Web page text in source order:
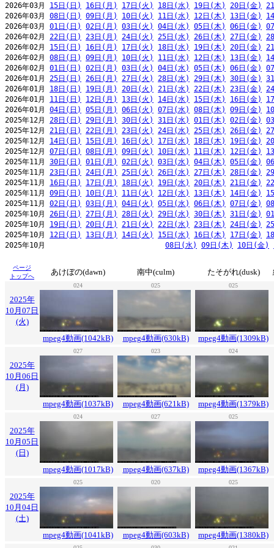
2026年03月 15日(日) 16日(月) 17日(火) 18日(水) 19日(木) 20日(金)
2026年03月 08日(日) 09日(月) 10日(火) 11日(水) 12日(木) 13日(金)
2026年03月 01日(日) 02日(月) 03日(火) 04日(水) 05日(木) 06日(金)
2026年02月 22日(日) 23日(月) 24日(火) 25日(水) 26日(木) 27日(金)
2026年02月 15日(日) 16日(月) 17日(火) 18日(水) 19日(木) 20日(金)
2026年02月 08日(日) 09日(月) 10日(火) 11日(水) 12日(木) 13日(金)
2026年02月 01日(日) 02日(月) 03日(火) 04日(水) 05日(木) 06日(金)
2026年01月 25日(日) 26日(月) 27日(火) 28日(水) 29日(木) 30日(金)
2026年01月 18日(日) 19日(月) 20日(火) 21日(水) 22日(木) 23日(金)
2026年01月 11日(日) 12日(月) 13日(火) 14日(水) 15日(木) 16日(金)
2026年01月 04日(日) 05日(月) 06日(火) 07日(水) 08日(木) 09日(金)
2025年12月 28日(日) 29日(月) 30日(火) 31日(水) 01日(木) 02日(金)
2025年12月 21日(日) 22日(月) 23日(火) 24日(水) 25日(木) 26日(金)
2025年12月 14日(日) 15日(月) 16日(火) 17日(水) 18日(木) 19日(金)
2025年12月 07日(日) 08日(月) 09日(火) 10日(水) 11日(木) 12日(金)
2025年11月 30日(日) 01日(月) 02日(火) 03日(水) 04日(木) 05日(金)
2025年11月 23日(日) 24日(月) 25日(火) 26日(水) 27日(木) 28日(金)
2025年11月 16日(日) 17日(月) 18日(火) 19日(水) 20日(木) 21日(金)
2025年11月 09日(日) 10日(月) 11日(火) 12日(水) 13日(木) 14日(金)
2025年11月 02日(日) 03日(月) 04日(火) 05日(水) 06日(木) 07日(金)
2025年10月 26日(日) 27日(月) 28日(火) 29日(水) 30日(木) 31日(金)
2025年10月 19日(日) 20日(月) 21日(火) 22日(水) 23日(木) 24日(金)
2025年10月 12日(日) 13日(月) 14日(火) 15日(水) 16日(木) 17日(金)
2025年10月 08日(水) 09日(木) 10日(金)
ページ
トップへ
あけぼの(dawn) 南中(culm) たそがれ(dusk)
024 025 025
2025年
10月07日
(火)
mpeg4動画(1042kB)
mpeg4動画(630kB) mpeg4動画(1309kB)
027 023 024
2025年
10月06日
(月)
mpeg4動画(1037kB)
mpeg4動画(621kB) mpeg4動画(1379kB)
024 027 025
2025年
10月05日
(日)
mpeg4動画(1017kB)
mpeg4動画(637kB) mpeg4動画(1367kB)
025 020 025
2025年
10月04日
(土)
mpeg4動画(1041kB)
mpeg4動画(603kB) mpeg4動画(1380kB)